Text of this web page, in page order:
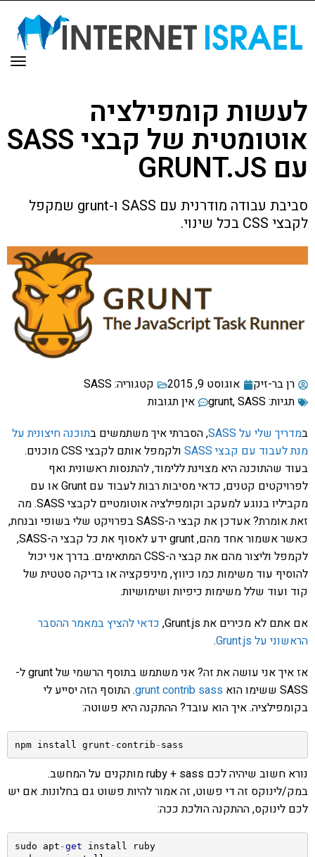
לעשות קומפילציה
אוטומטית של קבצי SASS
עם GRUNT.JS
סביבת עבודה מודרנית עם SASS ו-grunt שמקפל
לקבצי CSS בכל שינוי.
רן בר-זיק אוגוסט 9, 2015 קטגוריה: SASS
תגיות:
grunt,SASS
אין תגובות
במדריך שלי על SASS , הסברתי איך משתמשים בתוכנה חיצונית על
מנת לעבוד עם קבצי SASS
ולקמפל אותם לקבצי CSS מוכנים.
בעוד שהתוכנה היא מצוינת ללימוד, להתנסות ראשונית ואף
לפרויקטים קטנים, כדאי מסיבות רבות לעבוד עם Grunt או עם
מקביליו בנוגע למעקב וקומפילציה אוטומטיים לקבצי SASS. מה
זאת אומרת? אעדכן את קבצי ה-SASS בפרויקט שלי בשופי ובנחת,
כאשר אשמור אחד מהם, grunt ידע לאסוף את כל קבצי ה-SASS,
לקמפל וליצור מהם את קבצי ה-CSS המתאימים. בדרך אני יכול
להוסיף עוד משימות כמו כיווץ, מיניפקציה או בדיקה סטטית של
קוד ועוד שלל משימות כיפיות ושימושיות.
אם אתם לא מכירים את Grunt.js,
כדאי להציץ במאמר ההסבר
הראשוני על Grunt.js
.
אז איך אני עושה את זה? אני משתמש בתוסף הרשמי של grunt ל-
SASS ששימו הוא
grunt contrib sass. התוסף הזה יסייע לי
בקומפילציה. איך הוא עובד? ההתקנה היא פשוטה:
npm install grunt - contrib - sass
נורא חשוב שיהיה לכם ruby + sass מותקנים על המחשב.
במק/לינוקס זה די פשוט, זה אמור להיות פשוט גם בחלונות. אם יש
לכם לינוקס, ההתקנה הולכת ככה:
sudo apt -get install ruby